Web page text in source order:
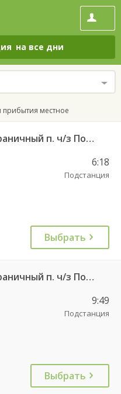
на все дни
прибытия местное
133 Калининград АВ — Пограничный п. ч/з Поддубное п.
6:18
Подстанция
Выбрать
133 Калининград АВ — Пограничный п. ч/з Поддубное п.
9:49
Подстанция
Выбрать